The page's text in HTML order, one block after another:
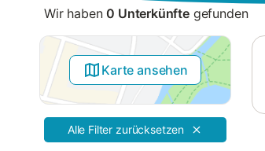
AngeboteWir haben0 Unterkünftegefunden
Karte ansehen
Alle Filter zurücksetzen